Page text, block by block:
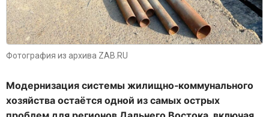
Фотография из архива ZAB.RU
Модернизация системы жилищно‑коммунального
хозяйства остаётся одной из самых острых